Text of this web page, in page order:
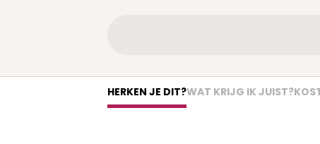
HERKEN JE DIT?WAT KRIJG IK JUIST?